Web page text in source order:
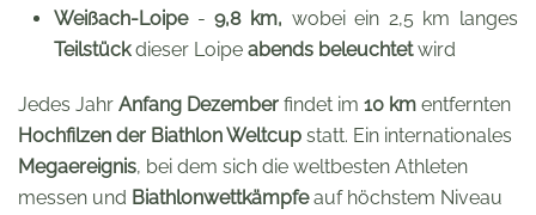
Weißach-Loipe-9,8 km, wobei ein 2,5 km langes
Teilstückdieser Loipe abends beleuchtetwird
Jedes Jahr Anfang Dezember findet im 10 km entfernten
Hochfilzen der Biathlon Weltcup statt. Ein internationales
Megaereignis, bei dem sich die weltbesten Athleten
messen und Biathlonwettkämpfeauf höchstem Niveau